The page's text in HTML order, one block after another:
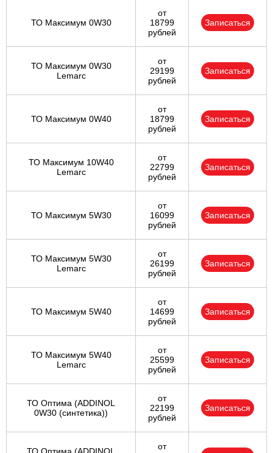
ТО Максимум 0W30
от
18799
рублей
Записаться
ТО Максимум 0W30
Lemarc
от
29199
рублей
Записаться
ТО Максимум 0W40
от
18799
рублей
Записаться
ТО Максимум 10W40
Lemarc
от
22799
рублей
Записаться
ТО Максимум 5W30
от
16099
рублей
Записаться
ТО Максимум 5W30
Lemarc
от
26199
рублей
Записаться
ТО Максимум 5W40
от
14699
рублей
Записаться
ТО Максимум 5W40
Lemarc
от
25599
рублей
Записаться
ТО Оптима (ADDINOL
0W30 (синтетика))
от
22199
рублей
Записаться
от